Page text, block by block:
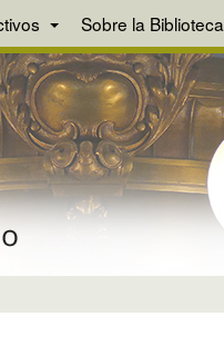
Sobre la Biblioteca